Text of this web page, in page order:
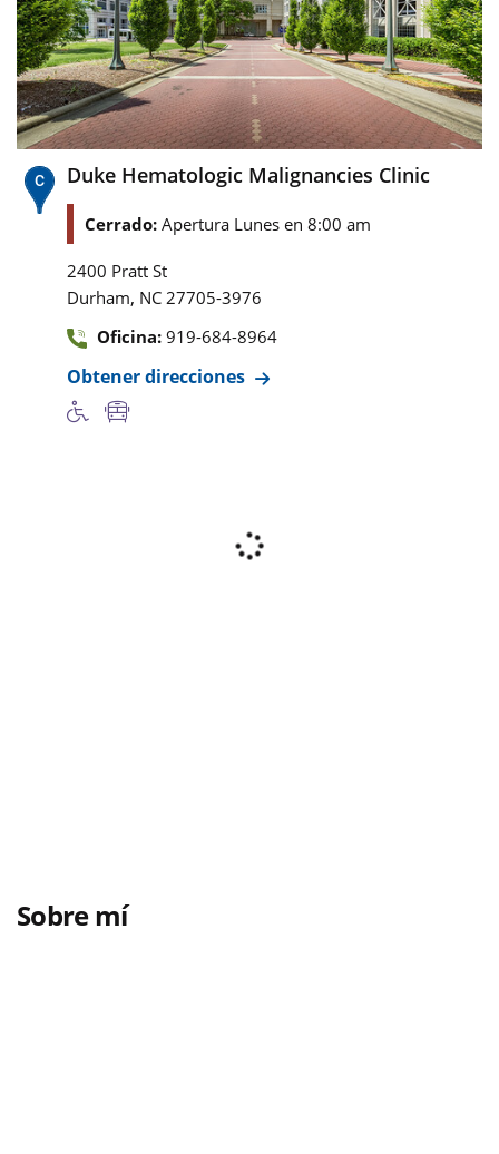
Duke Hematologic Malignancies Clinic
Cerrado: Apertura Lunes en 8:00 am
2400 Pratt St
Durham, NC 27705-3976
Oficina: 919-684-8964
Obtener direcciones
Sobre mí